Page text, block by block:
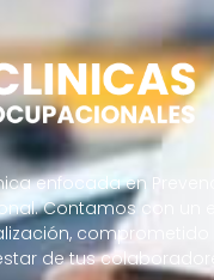
enfocada en
Contamos con un
comprometido
de tus